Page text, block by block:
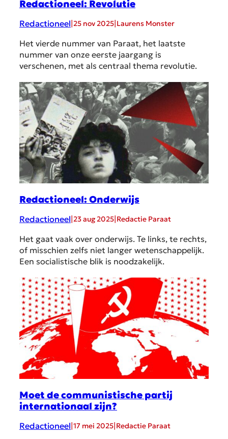
Redactioneel: Revolutie
Redactioneel 25 nov 2025 Laurens Monster
Het vierde nummer van Paraat, het laatste
nummer van onze eerste jaargang is
verschenen, met als centraal thema revolutie.
Redactioneel: Onderwijs
Redactioneel 23 aug 2025 Redactie Paraat
Het gaat vaak over onderwijs. Te links, te rechts,
of misschien zelfs niet langer wetenschappelijk.
Een socialistische blik is noodzakelijk.
Moet de communistische partij
internationaal zijn?
Redactioneel 17 mei 2025 Redactie Paraat